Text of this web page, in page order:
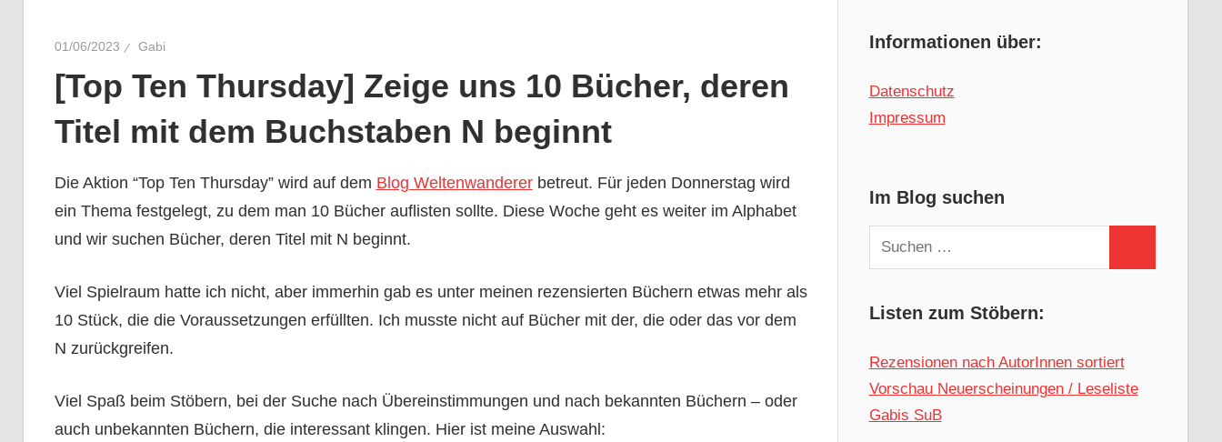
01/06/2023 Gabi
[Top Ten Thursday] Zeige uns 10 Bücher, deren
Titel mit dem Buchstaben N beginnt
Die Aktion “Top Ten Thursday” wird auf dem Blog Weltenwandererbetreut. Für jeden Donnerstag wird
ein Thema festgelegt, zu dem man 10 Bücher auflisten sollte. Diese Woche geht es weiter im Alphabet
und wir suchen Bücher, deren Titel mit N beginnt.
Viel Spielraum hatte ich nicht, aber immerhin gab es unter meinen rezensierten Büchern etwas mehr als
10 Stück, die die Voraussetzungen erfüllten. Ich musste nicht auf Bücher mit der, die oder das vor dem
N zurückgreifen.
Viel Spaß beim Stöbern, bei der Suche nach Übereinstimmungen und nach bekannten Büchern – oder
auch unbekannten Büchern, die interessant klingen. Hier ist meine Auswahl:
Informationen über:
Datenschutz
Impressum
Im Blog suchen
Suchen
nach:
Listen zum Stöbern:
Rezensionen nach AutorInnen sortiert
Vorschau Neuerscheinungen / Leseliste
Gabis SuB